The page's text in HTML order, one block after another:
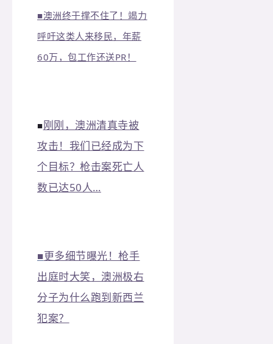
■澳洲终于撑不住了！竭力
呼吁这类人来移民，年薪
60万，包工作还送PR！
■刚刚，澳洲清真寺被
攻击！我们已经成为下
个目标？枪击案死亡人
数已达50人…
■更多细节曝光！枪手
出庭时大笑，澳洲极右
分子为什么跑到新西兰
犯案？